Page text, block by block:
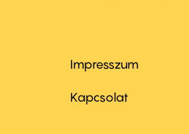
Footer
menu
Impresszum
Kapcsolat